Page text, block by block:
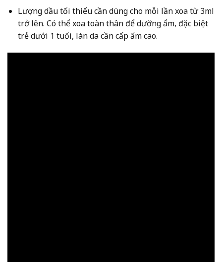
Lượng dầu tối thiểu cần dùng cho mỗi lần xoa từ 3ml
trở lên. Có thể xoa toàn thân để dưỡng ẩm, đặc biệt
trẻ dưới 1 tuổi, làn da cần cấp ẩm cao.